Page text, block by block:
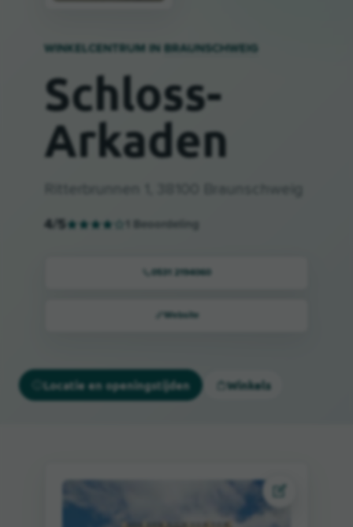
WINKELCENTRUM IN BRAUNSCHWEIG
Schloss-
Arkaden
4/5 Beoordeling
0531 2194060
Website
Locatie en openingstijden Winkels